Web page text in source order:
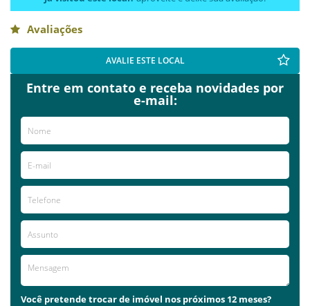
Avaliações
AVALIE ESTE LOCAL
Entre em contato e receba novidades por
e-mail:
Você pretende trocar de imóvel nos próximos 12 meses?